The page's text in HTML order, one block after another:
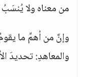
من معناه ولا
وإنَّ من أهمِّ ما
والمعاهدِ: تحديدَ